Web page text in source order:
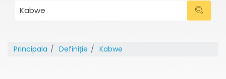
Principala Definiție Kabwe